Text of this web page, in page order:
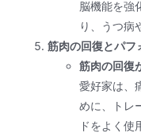
脳機能を強
り、うつ病
筋肉の回復とパフ
筋肉の回復
愛好家は、
めに、トレ
ドをよく使